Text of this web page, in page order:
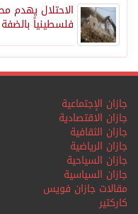
فلسطينياً بالضفة
جازان الإجتماعية
جازان الاقتصادية
جازان الثقافية
جازان الرياضية
جازان السياحية
جازان السياسية
مقالات جازان فويس
كاركتير